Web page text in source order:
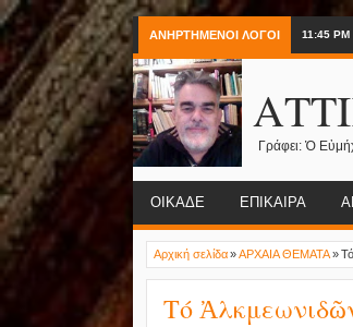
ΑΝΗΡΤΗΜΕΝΟΙ ΛΟΓΟΙ 11:45 PM
Γράφει: Ὁ
ΟΙΚΑΔΕ ΕΠΙΚΑΙΡΑ
Αρχική σελίδα»ΑΡΧΑΙΑ ΘΕΜΑΤΑ»
Τό Ἀλκμεωνιδῶν